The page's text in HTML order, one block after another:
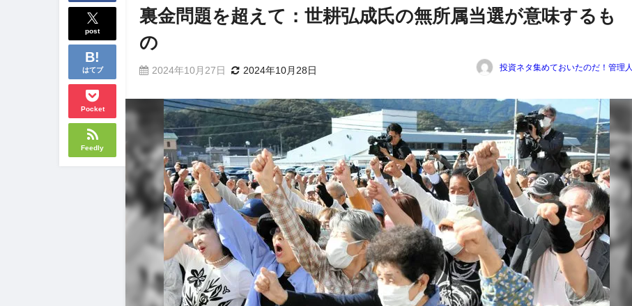
post
はてブ
Pocket
Feedly
裏金問題を超えて：世耕弘成氏の無所属当選が意味するも
の
2024年10月27日 2024年10月28日 投資ネタ集めておいたのだ！管理人